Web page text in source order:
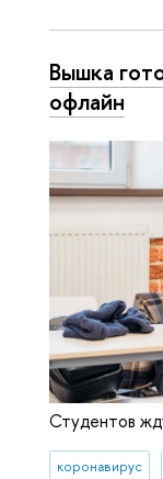
Вышка
офлайн
Студентов
коронавирус